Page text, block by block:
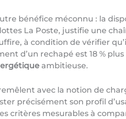
bénéfice méconnu : la
La Poste, justifie une
à condition de vérifier
d’un rechapé est 18 % plus
ambitieuse.
avec la notion de
précisément son profil
critères mesurables à